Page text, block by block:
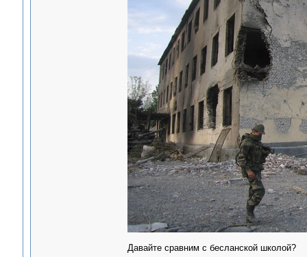
Давайте сравним с бесланской школой?